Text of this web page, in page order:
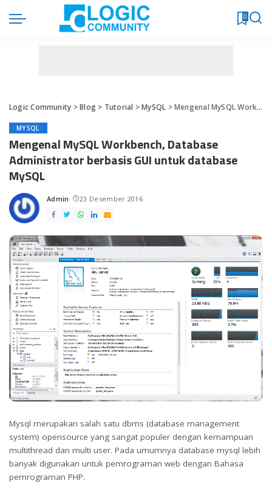
0
Logic Community >Blog> Tutorial >MySQL >Mengenal MySQL Workbench, Database Administrator berbasis GUI untuk database MySQL
MYSQL
Mengenal MySQL Workbench, Database
Administrator berbasis GUI untuk database
MySQL
Posted
by
Admin 23 Desember 2016
Mysql merupakan salah satu dbms (database management
system) opensource yang sangat populer dengan kemampuan
multithread dan multi user. Pada umumnya database mysql lebih
banyak digunakan untuk pemrograman web dengan Bahasa
pemrograman PHP.